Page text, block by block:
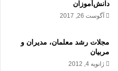
دانش‌آموزان
آگوست 26, 2017
مجلات رشد معلمان، مدیران و
مربیان
ژانویه 4, 2012